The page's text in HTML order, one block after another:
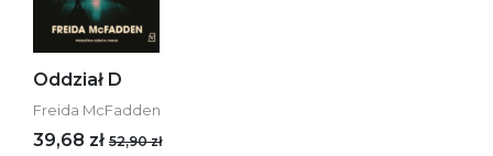
Oddział D
Freida McFadden
39,68 zł 52,90 zł